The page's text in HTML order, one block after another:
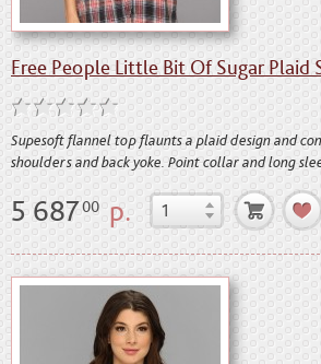
Free People Little Bit Of Sugar Plaid
Supesoft flannel top flaunts a plaid design and
shoulders and back yoke. Point collar and long
5 68700 р.